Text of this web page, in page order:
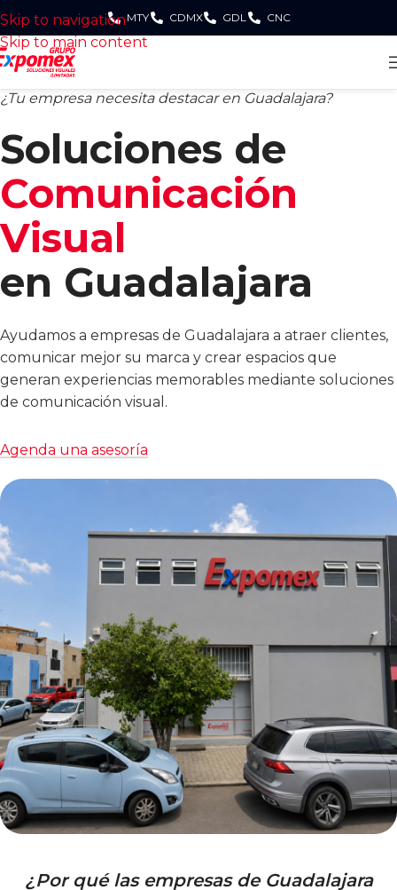
Skip to navigation
Skip to main content
MTY CDMX GDL CNC
¿Tu empresa necesita destacar en Guadalajara?
Soluciones de
Comunicación
Visual
en Guadalajara
Ayudamos a empresas de Guadalajara a atraer clientes,
comunicar mejor su marca y crear espacios que
generan experiencias memorables mediante soluciones
de comunicación visual.
Agenda una asesoría
¿Por qué las empresas de Guadalajara